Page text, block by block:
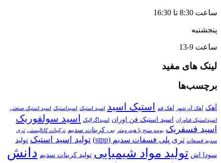
ساعت 8:30 تا 16:30
پنجشنبه
ساعت 9-13
لینک های مفید
برچسب‌ها
آهک آهک آذرشهر آهک قم استیک اسید اسید استیک اسیداستیک اسید استیک صنعتی
اسیداستیک فناوران اسید استیک فن اوران اسیداگزالیک اسید سولفوریک
اسید فسفریک بومه سنج یا هیدرومتر بی کربنات سدیم ترکیبات کاتالیستی تری
سدیم فسفات تری پلی فسفات سدیم (stpp) تولید اسید استیک تولید
سودا اش تولید مواد شیمیایی تولید کربنات سدیم دانش